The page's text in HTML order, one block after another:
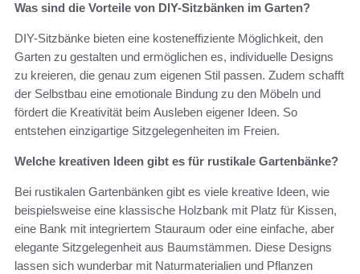
Was sind die Vorteile von DIY-Sitzbänken im Garten?
DIY-Sitzbänke bieten eine kosteneffiziente Möglichkeit, den
Garten zu gestalten und ermöglichen es, individuelle Designs
zu kreieren, die genau zum eigenen Stil passen. Zudem schafft
der Selbstbau eine emotionale Bindung zu den Möbeln und
fördert die Kreativität beim Ausleben eigener Ideen. So
entstehen einzigartige Sitzgelegenheiten im Freien.
Welche kreativen Ideen gibt es für rustikale Gartenbänke?
Bei rustikalen Gartenbänken gibt es viele kreative Ideen, wie
beispielsweise eine klassische Holzbank mit Platz für Kissen,
eine Bank mit integriertem Stauraum oder eine einfache, aber
elegante Sitzgelegenheit aus Baumstämmen. Diese Designs
lassen sich wunderbar mit Naturmaterialien und Pflanzen